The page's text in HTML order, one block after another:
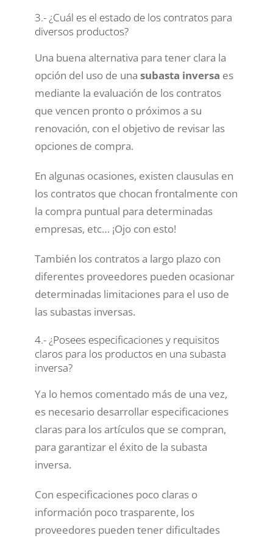
3.- ¿Cuál es el estado de los contratos para
diversos productos?
Una buena alternativa para tener clara la
opción del uso de una subasta inversa es
mediante la evaluación de los contratos
que vencen pronto o próximos a su
renovación, con el objetivo de revisar las
opciones de compra.
En algunas ocasiones, existen clausulas en
los contratos que chocan frontalmente con
la compra puntual para determinadas
empresas, etc… ¡Ojo con esto!
También los contratos a largo plazo con
diferentes proveedores pueden ocasionar
determinadas limitaciones para el uso de
las subastas inversas.
4.- ¿Posees especificaciones y requisitos
claros para los productos en una subasta
inversa?
Ya lo hemos comentado más de una vez,
es necesario desarrollar especificaciones
claras para los artículos que se compran,
para garantizar el éxito de la subasta
inversa.
Con especificaciones poco claras o
información poco trasparente, los
proveedores pueden tener dificultades